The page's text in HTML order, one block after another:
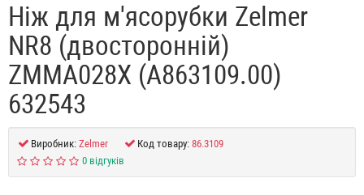
Ніж для м'ясорубки Zelmer
NR8 (двосторонній)
ZMMA028X (A863109.00)
632543
Виробник: Zelmer Код товару: 86.3109
0 відгуків